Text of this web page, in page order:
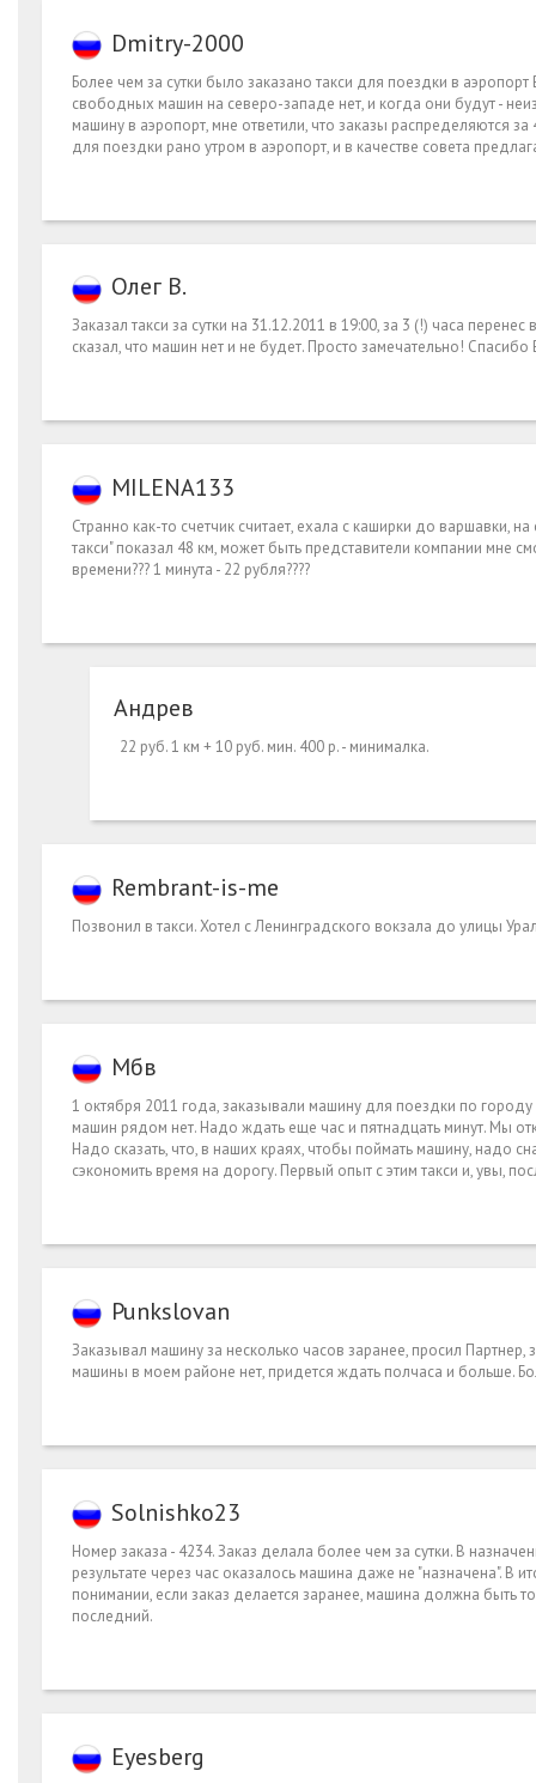
Dmitry-2000
Более чем за сутки было заказано такси для поездки в
свободных машин на северо-западе нет, и когда они будут -
машину в аэропорт, мне ответили, что заказы распределяются
для поездки рано утром в аэропорт, и в качестве совета
Олег В.
Заказал такси за сутки на 31.12.2011 в 19:00, за 3 (!) часа
сказал, что машин нет и не будет. Просто замечательно!
MILENA133
Странно как-то счетчик считает, ехала с каширки до варшавки,
такси" показал 48 км, может быть представители компании мне
времени??? 1 минута - 22 рубля????
Андрев
22 руб. 1 км + 10 руб. мин. 400 р. - минималка.
Rembrant-is-me
Позвонил в такси. Хотел с Ленинградского вокзала до улицы
Мбв
1 октября 2011 года, заказывали машину для поездки по
машин рядом нет. Надо ждать еще час и пятнадцать минут. Мы
Надо сказать, что, в наших краях, чтобы поймать машину, надо
сэкономить время на дорогу. Первый опыт с этим такси и, увы,
Punkslovan
Заказывал машину за несколько часов заранее, просил
машины в моем районе нет, придется ждать полчаса и больше.
Solnishko23
Номер заказа - 4234. Заказ делала более чем за сутки. В
результате через час оказалось машина даже не "назначена". В
понимании, если заказ делается заранее, машина должна быть
последний.
Eyesberg